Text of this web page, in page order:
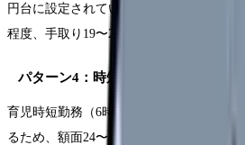
円台に設定されているケースも多く、諸
程度、手取り19〜20万円になりやすいので
パターン4：時短勤務・パート勤務
育児時短勤務（6時間勤務）の場合、フル
るため、額面24〜26万円 → 手取り18〜